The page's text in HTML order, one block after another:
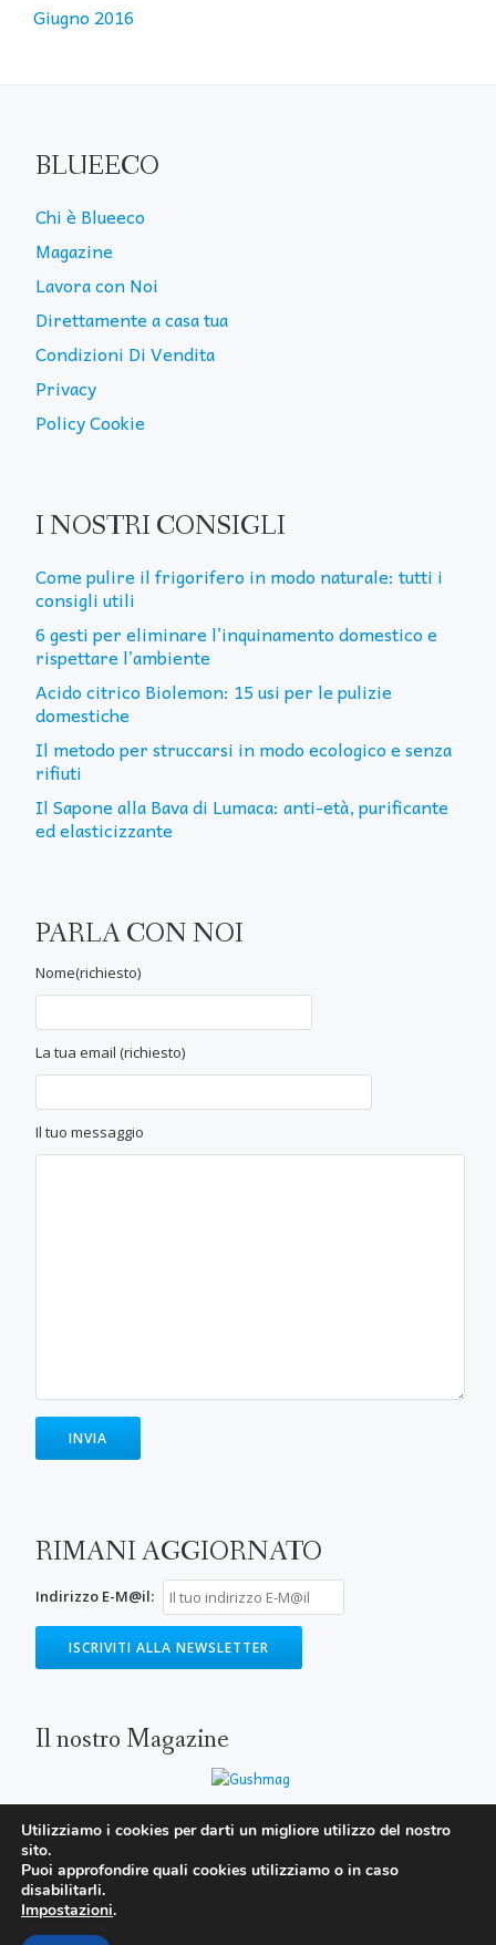
Giugno 2016
BLUEECO
Chi è Blueeco
Magazine
Lavora con Noi
Direttamente a casa tua
Condizioni Di Vendita
Privacy
Policy Cookie
I NOSTRI CONSIGLI
Come pulire il frigorifero in modo naturale: tutti i
consigli utili
6 gesti per eliminare l’inquinamento domestico e
rispettare l’ambiente
Acido citrico Biolemon: 15 usi per le pulizie
domestiche
Il metodo per struccarsi in modo ecologico e senza
rifiuti
Il Sapone alla Bava di Lumaca: anti-età, purificante
ed elasticizzante
PARLA CON NOI
Nome(richiesto)
La tua email (richiesto)
Il tuo messaggio
RIMANI AGGIORNATO
Indirizzo E-M@il:
Il nostro Magazine
SECONDARY
MENU
Utilizziamo i cookies per darti un migliore utilizzo del nostro
sito.
Puoi approfondire quali cookies utilizziamo o in caso
disabilitarli.
Impostazioni.